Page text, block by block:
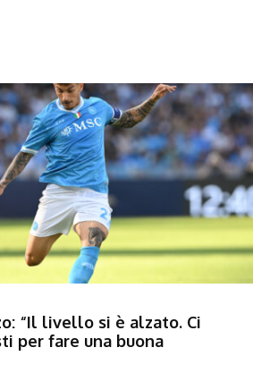
“Il livello si è alzato. Ci
per fare una buona